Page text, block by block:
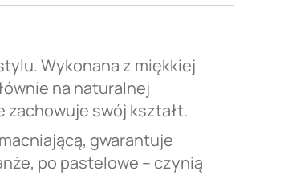
Wykonana z miękkiej
na naturalnej
zachowuje swój kształt.
gwarantuje
po pastelowe – czynią